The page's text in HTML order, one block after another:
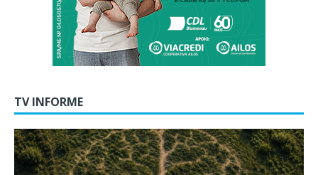
TV INFORME